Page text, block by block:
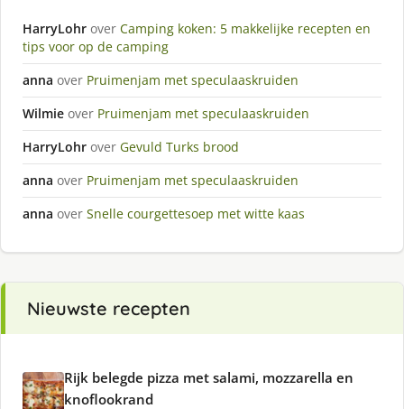
HarryLohr over Camping koken: 5 makkelijke recepten en
tips voor op de camping
anna over Pruimenjam met speculaaskruiden
Wilmie over Pruimenjam met speculaaskruiden
HarryLohr over Gevuld Turks brood
anna over Pruimenjam met speculaaskruiden
anna over Snelle courgettesoep met witte kaas
Nieuwste recepten
Rijk belegde pizza met salami, mozzarella en
knoflookrand